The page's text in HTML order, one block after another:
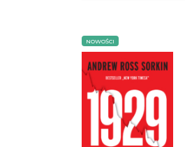
NOWOŚCI